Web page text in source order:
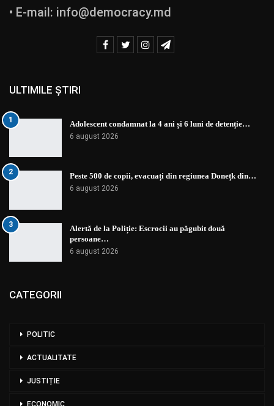
• E-mail: info@democracy.md
ULTIMILE ȘTIRI
1 Adolescent condamnat la 4 ani și 6 luni de detenție…
6 august 2026
2 Peste 500 de copii, evacuați din regiunea Donețk din…
6 august 2026
3
Alertă de la Poliție: Escrocii au păgubit două
persoane…
6 august 2026
CATEGORII
POLITIC
ACTUALITATE
JUSTIȚIE
ECONOMIC